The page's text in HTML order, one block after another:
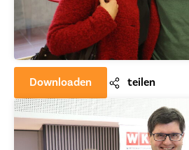
Downloaden teilen